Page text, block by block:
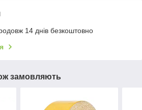
14 днів безкоштовно
замовляють